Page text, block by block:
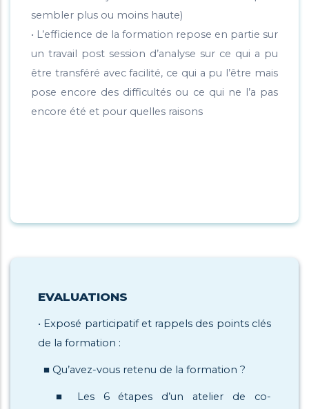
sembler plus ou moins haute)
• L’efficience de la formation repose en partie sur
un travail post session d’analyse sur ce qui a pu
être transféré avec facilité, ce qui a pu l’être mais
pose encore des difficultés ou ce qui ne l’a pas
encore été et pour quelles raisons
EVALUATIONS
• Exposé participatif et rappels des points clés
de la formation :
■ Qu’avez-vous retenu de la formation ?
■ Les 6 étapes d’un atelier de co-